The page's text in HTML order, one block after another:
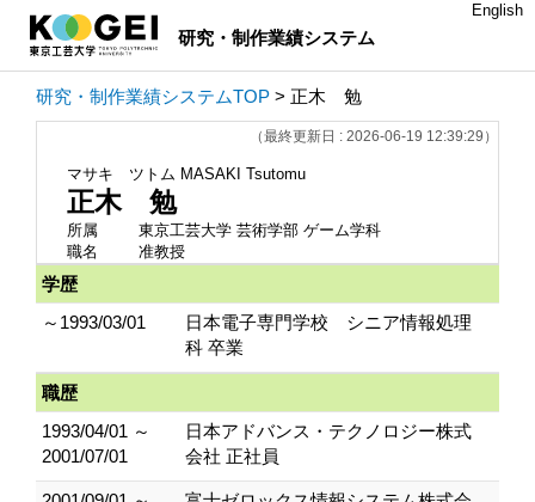
研究・制作業績システム
English
研究・制作業績システムTOP > 正木 勉
（最終更新日 : 2026-06-19 12:39:29）
マサキ ツトム MASAKI Tsutomu
正木 勉
所属
東京工芸大学 芸術学部 ゲーム学科
職名
准教授
学歴
～1993/03/01
日本電子専門学校 シニア情報処理
科 卒業
職歴
1993/04/01 ～
2001/07/01
日本アドバンス・テクノロジー株式
会社 正社員